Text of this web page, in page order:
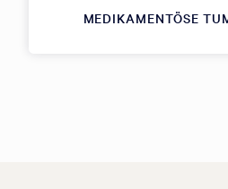
MEDIKAMENTÖSE